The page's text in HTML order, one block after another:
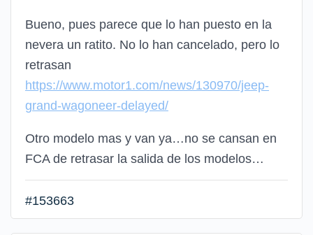
Bueno, pues parece que lo han puesto en la
nevera un ratito. No lo han cancelado, pero lo
retrasan
https://www.motor1.com/news/130970/jeep-
grand-wagoneer-delayed/
Otro modelo mas y van ya…no se cansan en
FCA de retrasar la salida de los modelos…
#153663